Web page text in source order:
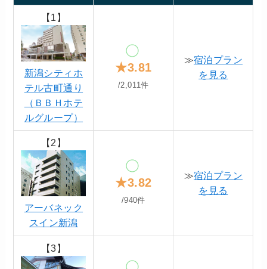
【1】
新潟シティホ
テル古町通り
（ＢＢＨホテ
ルグループ）
★3.81
/2,011件
≫宿泊プラン
を見る
【2】
アーバネック
スイン新潟
★3.82
/940件
≫宿泊プラン
を見る
【3】